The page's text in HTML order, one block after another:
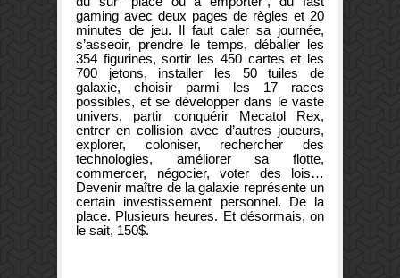
gaming avec deux pages de règles et 20
minutes de jeu. Il faut caler sa journée,
s’asseoir, prendre le temps, déballer les
354 figurines, sortir les 450 cartes et les
700 jetons, installer les 50 tuiles de
galaxie, choisir parmi les 17 races
possibles, et se développer dans le vaste
univers, partir conquérir Mecatol Rex,
entrer en collision avec d’autres joueurs,
explorer, coloniser, rechercher des
technologies, améliorer sa flotte,
commercer, négocier, voter des lois…
Devenir maître de la galaxie représente un
certain investissement personnel. De la
place. Plusieurs heures. Et désormais, on
le sait, 150$.